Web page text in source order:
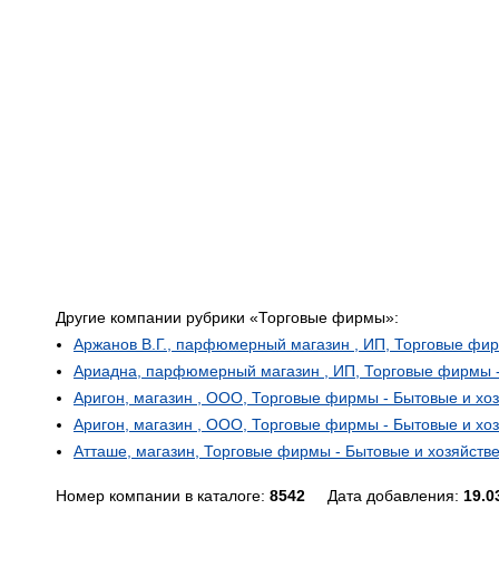
Другие компании рубрики «Торговые фирмы»:
Аржанов В.Г., парфюмерный магазин , ИП, Торговые
Ариадна, парфюмерный магазин , ИП, Торговые фирмы
Аригон, магазин , ООО, Торговые фирмы - Бытовые и
Аригон, магазин , ООО, Торговые фирмы - Бытовые и
Атташе, магазин, Торговые фирмы - Бытовые и
Номер компании в каталоге: 8542 Дата добавления: